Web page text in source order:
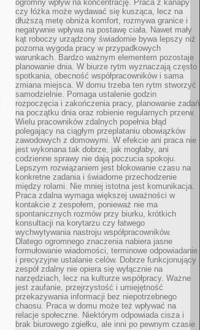
ogromny wpływ na koncentrację. Praca z kanapy
czy łóżka może wydawać się kusząca, lecz na
dłuższą metę obniża komfort, rozmywa granice i
negatywnie wpływa na postawę ciała. Nawet mały
kąt roboczy urządzony świadomie bywa lepszy niż
pozorna wygoda pracy w przypadkowych
warunkach. Bardzo ważnym elementem pozostaje
planowanie dnia. W biurze rytm wyznaczają często
spotkania, obecność współpracowników i sama
zmiana miejsca. W domu trzeba ten rytm stworzyć
samodzielnie. Pomaga ustalenie godzin
rozpoczęcia i zakończenia pracy, planowanie zadań
na początku dnia oraz robienie regularnych przerw.
Wielu pracowników zdalnych popełnia błąd
polegający na ciągłym przeplataniu obowiązków
zawodowych z domowymi. W efekcie ani praca nie
jest wykonana tak dobrze, jak mogłaby, ani
codzienne sprawy nie dają poczucia spokoju.
Lepszym rozwiązaniem jest blokowanie czasu na
konkretne zadania i świadome przechodzenie
między rolami. Nie mniej istotna jest komunikacja.
Praca zdalna wymaga większej uważności w
kontakcie z zespołem, ponieważ nie ma
spontanicznych rozmów przy biurku, krótkich
konsultacji na korytarzu czy łatwego
wychwytywania nastroju współpracowników.
Dlatego ogromnego znaczenia nabiera jasne
formułowanie wiadomości, terminowe odpowiadanie
i precyzyjne ustalanie celów. Dobrze funkcjonujący
zespół zdalny nie opiera się wyłącznie na
narzędziach, lecz na kulturze współpracy. Ważne
jest zaufanie, przejrzystość i umiejętność
przekazywania informacji bez niepotrzebnego
chaosu. Praca w domu może też wpływać na
relacje społeczne. Niektórym odpowiada cisza i
brak biurowego zgiełku, ale inni po pewnym czasie